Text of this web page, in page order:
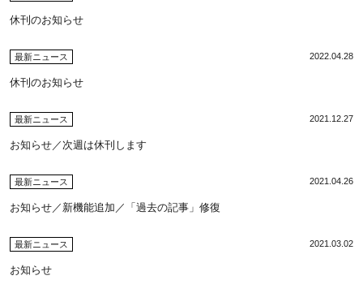
休刊のお知らせ
最新ニュース 2022.04.28
休刊のお知らせ
最新ニュース 2021.12.27
お知らせ／次週は休刊します
最新ニュース 2021.04.26
お知らせ／新機能追加／「過去の記事」修復
最新ニュース 2021.03.02
お知らせ